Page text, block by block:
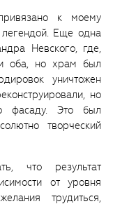
к моему
легендой. Еще одна
Невского, где,
оба, но храм был
уничтожен
но
фасаду. Это был
творческий
что результат
от уровня
трудиться,